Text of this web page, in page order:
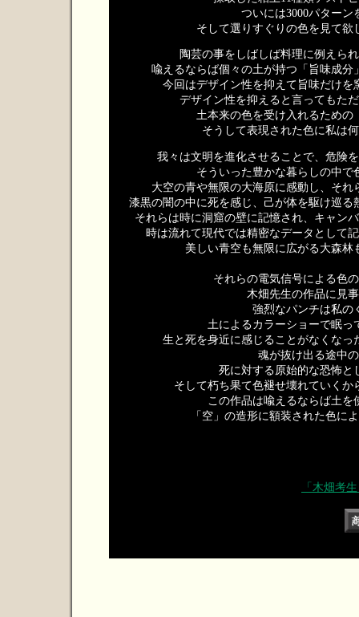
ついには3000パター
そして選りすぐりの色を見て
陶芸の事をしばしば料理に例えら
喩えるならば個々の土が持つ「旨味成
今回はデザイン性を抑えて旨味だけ
デザイン性を抑えると言ってもた
土本来の色を受け入れるための
そうして表現された色に私は
我々は文明を進化させることで、危険
そういった豊かな暮らしの中
大空の青や無限の大海原に感動し、そ
漆黒の闇の中に死を感じ、己が体を駆け巡
それらは時に洞窟の壁に記憶され、キャン
時は流れて現代では精密なデータとして
美しい青空も無限に広がる大森
それらの電気信号による色
木畑先生の作品に見
強烈なパンチは私の
土によるカラーショーで眠っ
生と死を身近に感じることがなくな
魂が抜け出る途中
死に対する原始的な恐怖と
そして朽ち果て色褪せ壊れていく
この作品は喩えるならば土
「空」の造形に額装された色に
「木畑考